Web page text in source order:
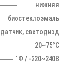
нижняя
биостеклоэмаль
светодиод
20~75°С
1Ф / -220~240В